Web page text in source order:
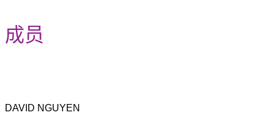
成员
DAVID NGUYEN